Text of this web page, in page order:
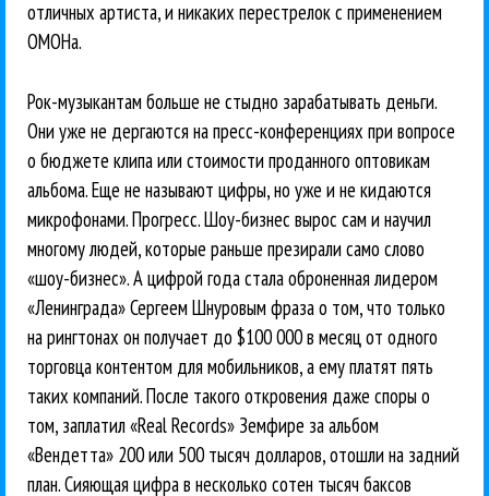
отличных артиста, и никаких перестрелок с применением
ОМОНа.
Рок-музыкантам больше не стыдно зарабатывать деньги.
Они уже не дергаются на пресс-конференциях при вопросе
о бюджете клипа или стоимости проданного оптовикам
альбома. Еще не называют цифры, но уже и не кидаются
микрофонами. Прогресс. Шоу-бизнес вырос сам и научил
многому людей, которые раньше презирали само слово
«шоу-бизнес». А цифрой года стала оброненная лидером
«Ленинграда» Сергеем Шнуровым фраза о том, что только
на рингтонах он получает до $100 000 в месяц от одного
торговца контентом для мобильников, а ему платят пять
таких компаний. После такого откровения даже споры о
том, заплатил «Real Records» Земфире за альбом
«Вендетта» 200 или 500 тысяч долларов, отошли на задний
план. Сияющая цифра в несколько сотен тысяч баксов